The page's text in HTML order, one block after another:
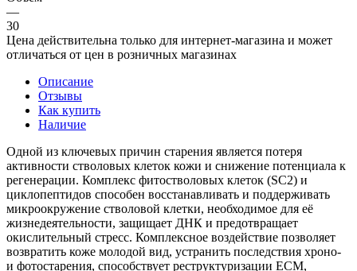
—
30
Цена действительна только для интернет-магазина и может
отличаться от цен в розничных магазинах
Описание
Отзывы
Как купить
Наличие
Одной из ключевых причин старения является потеря
активности стволовых клеток кожи и снижение потенциала к
регенерации. Комплекс фитостволовых клеток (SC2) и
циклопептидов способен восстанавливать и поддерживать
микроокружение cтволовой клетки, необходимое для её
жизнедеятельности, защищает ДНК и предотвращает
окислительный стресс. Комплексное воздействие позволяет
возвратить коже молодой вид, устранить последствия хроно-
и фотостарения, способствует реструктуризации ЕСМ,